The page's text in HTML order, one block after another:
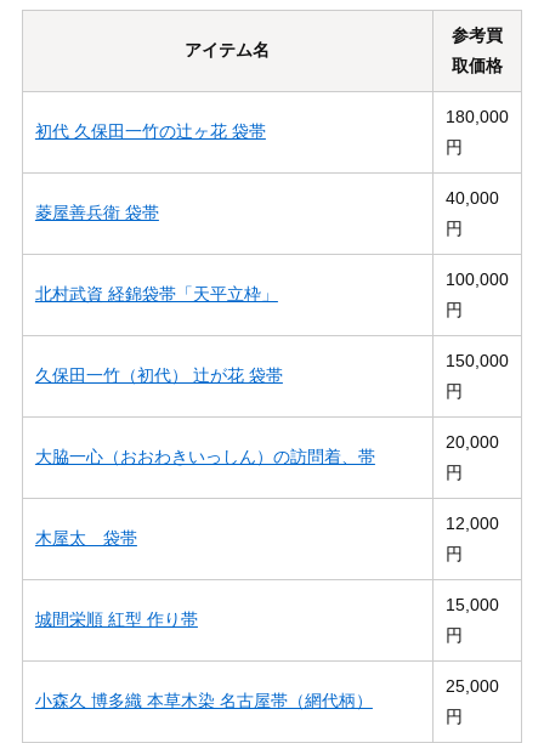
アイテム名
参考買
取価格
初代 久保田一竹の辻ヶ花 袋帯
180,000
円
菱屋善兵衛 袋帯
40,000
円
北村武資 経錦袋帯「天平立枠」
100,000
円
久保田一竹（初代） 辻が花 袋帯
150,000
円
大脇一心（おおわきいっしん）の訪問着、帯
20,000
円
木屋太 袋帯
12,000
円
城間栄順 紅型 作り帯
15,000
円
小森久 博多織 本草木染 名古屋帯（網代柄）
25,000
円